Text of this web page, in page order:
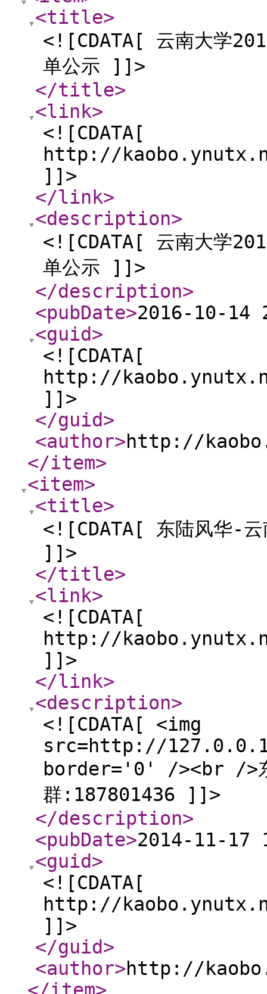
<title>
<![CDATA[ 云南大学
单公示 ]]>
</title>
<link>
<![CDATA[
http://kaobo.ynutx.net/
]]>
</link>
<description>
<![CDATA[ 云南大学
单公示 ]]>
</description>
<pubDate>2016-10-14
<guid>
<![CDATA[
http://kaobo.ynutx.net/
]]>
</guid>
<author>http://
</item>
<item>
<title>
<![CDATA[ 东陆风华-云
]]>
</title>
<link>
<![CDATA[
http://kaobo.ynutx.net/
]]>
</link>
<description>
<![CDATA[ <img
src=http://127.0.0.1/
border='0' /><br />东
群:187801436 ]]>
</description>
<pubDate>2014-11-17
<guid>
<![CDATA[
http://kaobo.ynutx.net/
]]>
</guid>
<author>http://